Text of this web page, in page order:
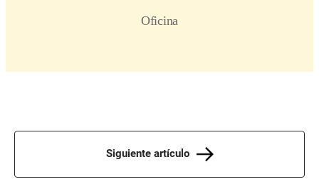
Siguiente artículo